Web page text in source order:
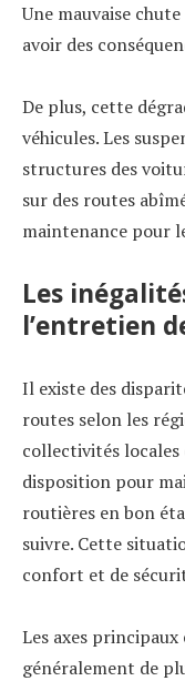
Une mauvaise
avoir des
De plus, cette
véhicules. Les
structures des
sur des routes
maintenance pour
Les
l’entretien
Il existe des
routes selon les
collectivités
disposition pour
routières en bon
suivre. Cette
confort et de
Les axes
généralement de